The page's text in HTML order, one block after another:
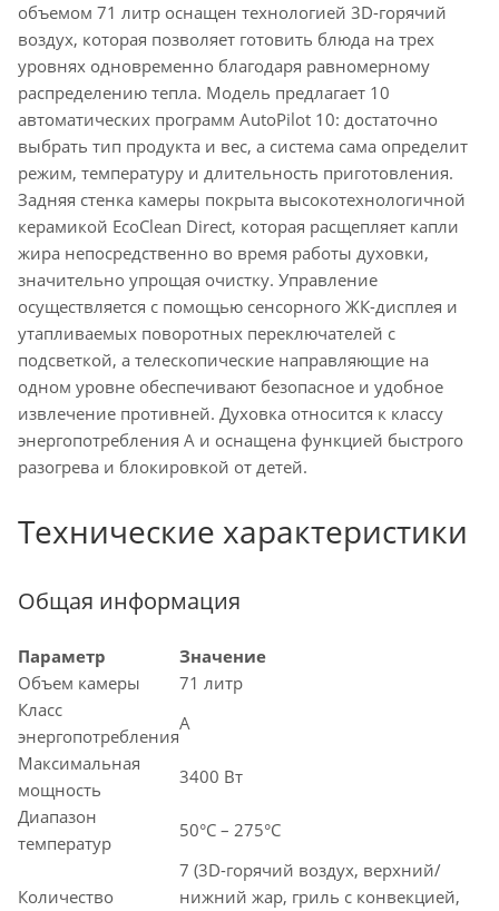
объемом 71 литр оснащен технологией 3D-горячий
воздух, которая позволяет готовить блюда на трех
уровнях одновременно благодаря равномерному
распределению тепла. Модель предлагает 10
автоматических программ AutoPilot 10: достаточно
выбрать тип продукта и вес, а система сама определит
режим, температуру и длительность приготовления.
Задняя стенка камеры покрыта высокотехнологичной
керамикой EcoClean Direct, которая расщепляет капли
жира непосредственно во время работы духовки,
значительно упрощая очистку. Управление
осуществляется с помощью сенсорного ЖК-дисплея и
утапливаемых поворотных переключателей с
подсветкой, а телескопические направляющие на
одном уровне обеспечивают безопасное и удобное
извлечение противней. Духовка относится к классу
энергопотребления A и оснащена функцией быстрого
разогрева и блокировкой от детей.
Технические характеристики
Общая информация
Параметр
Значение
Объем камеры
71 литр
Класс
энергопотребления
A
Максимальная
мощность
3400 Вт
Диапазон
температур
50°C – 275°C
Количество
7 (3D-горячий воздух, верхний/
нижний жар, гриль с конвекцией,